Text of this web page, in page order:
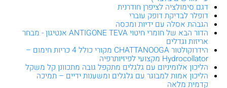
דגם סימולציה לציפרן חודרנית
דופלר לבדיקת דופק עוברי
הגבהת אסלה עם ידיות ומכסה
הדור הבא של חומרי חיטוי ANTIGONE TEVA אנטיגון - מבחר
אריזות וגדלים
הידרוקולטור CHATTANOOGA מקורי כולל 4 כריות חימום –
Hydrocollator מקצועי לפיזיותרפיה
הליכון אלומיניום עם גלגלים מתקפל גובה מתכוונן קל משקל
הליכון אמות למבוגר עם גלגלים ומשענות ידיים – תמיכה
קדמית מלאה